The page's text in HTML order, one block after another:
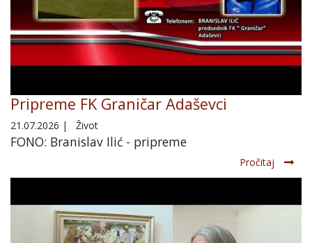
Pripreme FK Graničar Adaševci
21.07.2026 | Život
FONO: Branislav Ilić - pripreme
Pročitaj